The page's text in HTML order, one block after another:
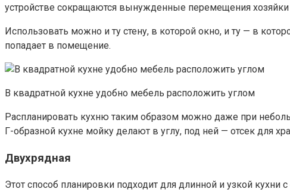
устройстве сокращаются вынужденные перемещения хозяйки
Использовать можно и ту стену, в которой окно, и ту — в
попадает в помещение.
В квадратной кухне удобно мебель расположить углом
Распланировать кухню таким образом можно даже при
Г-образной кухне мойку делают в углу, под ней — отсек для
Двухрядная
Этот способ планировки подходит для длинной и узкой